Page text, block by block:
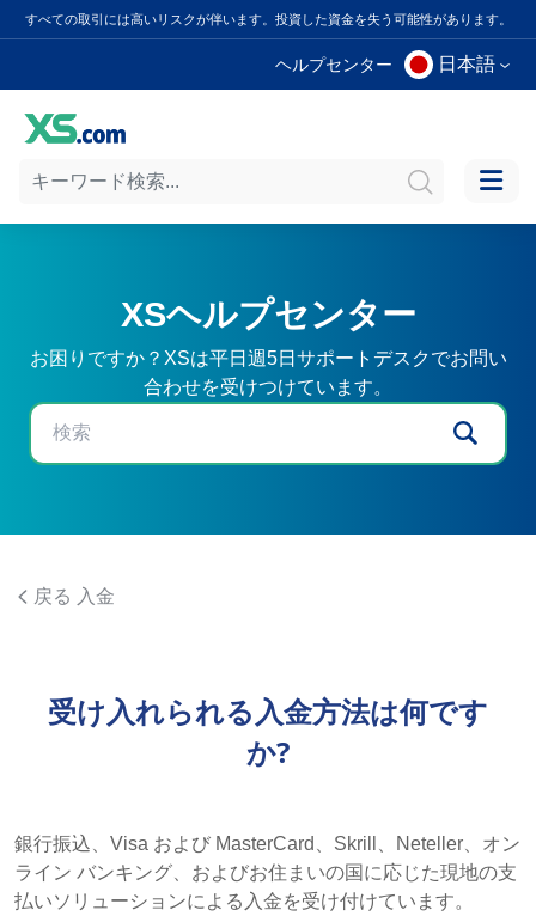
すべての取引には高いリスクが伴います。投資した資金を失う可能性があります。
ヘルプセンター 日本語
XSヘルプセンター
お困りですか？XSは平日週5日サポートデスクでお問い
合わせを受けつけています。
戻る 入金
受け入れられる入金方法は何です
か?
銀行振込、Visa およ​​び MasterCard、Skrill、Neteller、オン
ライン バンキング、およびお住まいの国に応じた現地の支
払いソリューションによる入金を受け付けています。